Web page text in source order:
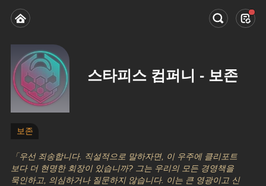
스타피스 컴퍼니 - 보존
보존
「우선 죄송합니다. 직설적으로 말하자면, 이 우주에 클리포트
보다 더 현명한 회장이 있습니까? 그는 우리의 모든 경영책을
묵인하고, 의심하거나 질문하지 않습니다. 이는 큰 영광이고 신